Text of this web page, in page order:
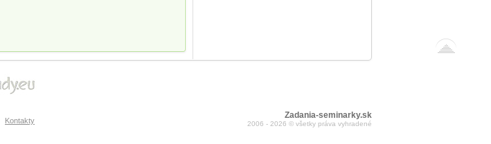
Kontakty
Zadania-seminarky.sk
2006 - 2026 © všetky práva vyhradené